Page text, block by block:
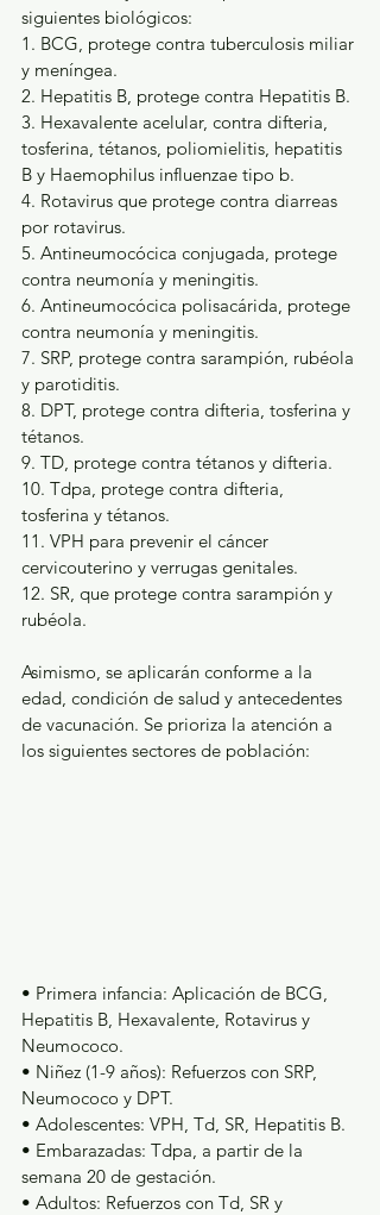
siguientes biológicos:
1. BCG, protege contra tuberculosis miliar
y meníngea.
2. Hepatitis B, protege contra Hepatitis B.
3. Hexavalente acelular, contra difteria,
tosferina, tétanos, poliomielitis, hepatitis
B y Haemophilus influenzae tipo b.
4. Rotavirus que protege contra diarreas
por rotavirus.
5. Antineumocócica conjugada, protege
contra neumonía y meningitis.
6. Antineumocócica polisacárida, protege
contra neumonía y meningitis.
7. SRP, protege contra sarampión, rubéola
y parotiditis.
8. DPT, protege contra difteria, tosferina y
tétanos.
9. TD, protege contra tétanos y difteria.
10. Tdpa, protege contra difteria,
tosferina y tétanos.
11. VPH para prevenir el cáncer
cervicouterino y verrugas genitales.
12. SR, que protege contra sarampión y
rubéola.
Asimismo, se aplicarán conforme a la
edad, condición de salud y antecedentes
de vacunación. Se prioriza la atención a
los siguientes sectores de población:
• Primera infancia: Aplicación de BCG,
Hepatitis B, Hexavalente, Rotavirus y
Neumococo.
• Niñez (1-9 años): Refuerzos con SRP,
Neumococo y DPT.
• Adolescentes: VPH, Td, SR, Hepatitis B.
• Embarazadas: Tdpa, a partir de la
semana 20 de gestación.
• Adultos: Refuerzos con Td, SR y